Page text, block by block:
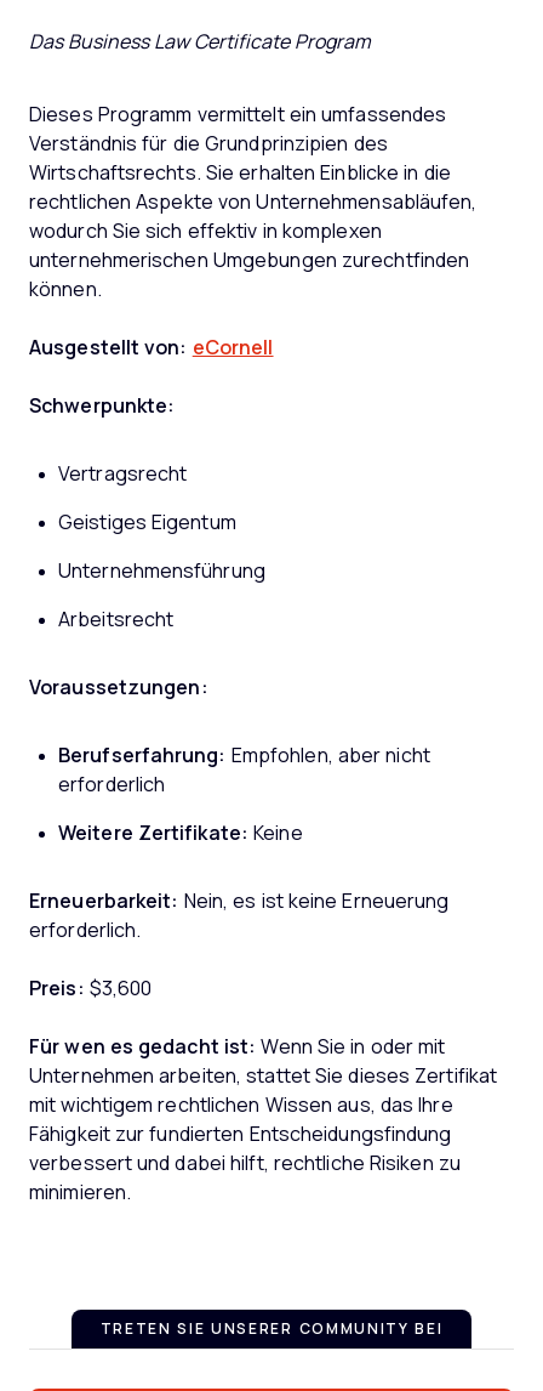
Das Business Law Certificate Program
Dieses Programm vermittelt ein umfassendes
Verständnis für die Grundprinzipien des
Wirtschaftsrechts. Sie erhalten Einblicke in die
rechtlichen Aspekte von Unternehmensabläufen,
wodurch Sie sich effektiv in komplexen
unternehmerischen Umgebungen zurechtfinden
können.
Ausgestellt von: eCornell
Schwerpunkte:
Vertragsrecht
Geistiges Eigentum
Unternehmensführung
Arbeitsrecht
Voraussetzungen:
Berufserfahrung: Empfohlen, aber nicht
erforderlich
Weitere Zertifikate: Keine
Erneuerbarkeit: Nein, es ist keine Erneuerung
erforderlich.
Preis: $3,600
Für wen es gedacht ist: Wenn Sie in oder mit
Unternehmen arbeiten, stattet Sie dieses Zertifikat
mit wichtigem rechtlichen Wissen aus, das Ihre
Fähigkeit zur fundierten Entscheidungsfindung
verbessert und dabei hilft, rechtliche Risiken zu
minimieren.
TRETEN SIE UNSERER COMMUNITY BEI